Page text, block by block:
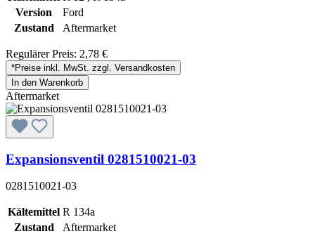
Version
Ford
Zustand
Aftermarket
Regulärer Preis: 2,78 €
*Preise inkl. MwSt. zzgl. Versandkosten
In den Warenkorb
Aftermarket
Expansionsventil 0281510021-03
0281510021-03
Kältemittel R 134a
Zustand
Aftermarket